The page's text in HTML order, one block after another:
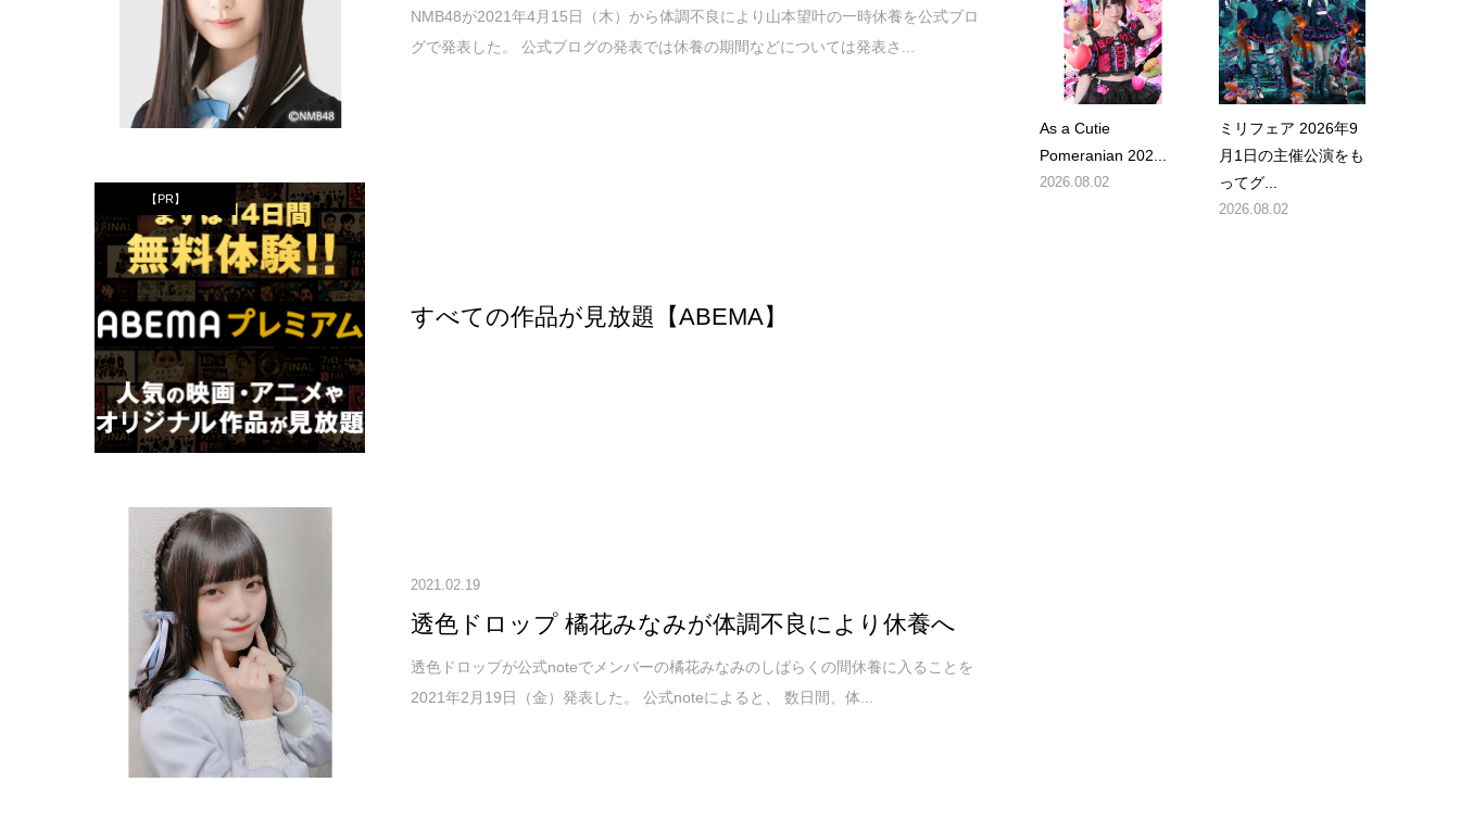
NMB48が2021年4月15日（木）から体調不良により山本望叶の一時休養を公式ブロ
グで発表した。 公式ブログの発表では休養の期間などについては発表さ...
【PR】
すべての作品が見放題【ABEMA】
2021.02.19
透色ドロップ 橘花みなみが体調不良により休養へ
透色ドロップが公式noteでメンバーの橘花みなみのしばらくの間休養に入ることを
2021年2月19日（金）発表した。 公式noteによると、 数日間、体...
As a Cutie
Pomeranian 202...
2026.08.02
ミリフェア 2026年9
月1日の主催公演をも
ってグ...
2026.08.02